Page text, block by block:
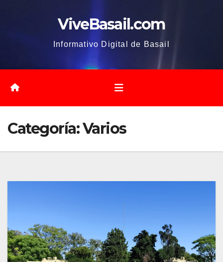
ViveBasail.com
Informativo Digital de Basail
Categoría:Varios